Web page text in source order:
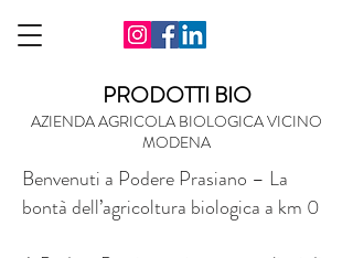
PRODOTTI BIO
AZIENDA AGRICOLA BIOLOGICA VICINO
MODENA
Benvenuti a Podere Prasiano – La
bontà dell’agricoltura biologica a km 0